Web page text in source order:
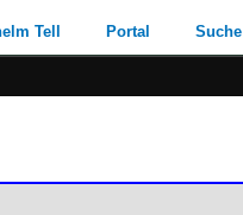
Tell Portal Suche